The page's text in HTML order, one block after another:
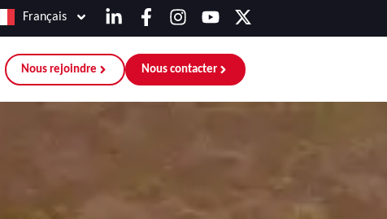
Français
Nous rejoindre Nous contacter